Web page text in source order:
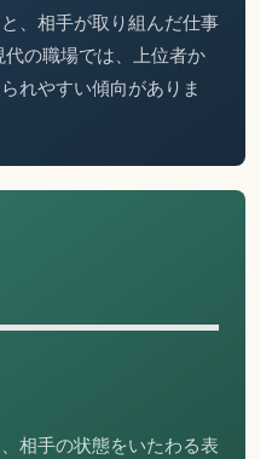
、相手が取り組んだ仕事
の職場では、上位者か
れやすい傾向がありま
相手の状態をいたわる表